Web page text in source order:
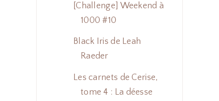
[Challenge] Weekend à
1000 #10
Black Iris de Leah
Raeder
Les carnets de Cerise,
tome 4 : La déesse